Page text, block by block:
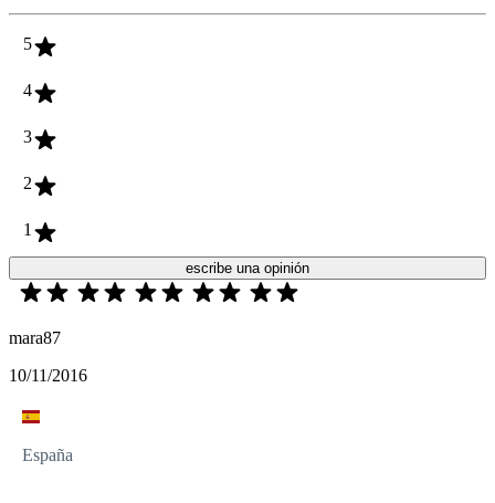
5
4
3
2
1
escribe una opinión
mara87
10/11/2016
España